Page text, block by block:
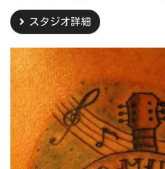
スタジオ詳細